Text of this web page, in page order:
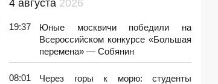
4 августа 2026
19:37
Юные москвичи победили на
Всероссийском конкурсе «Большая
перемена» — Собянин
08:01
Через горы к морю: студенты